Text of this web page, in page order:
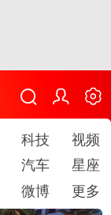
科技
视频
汽车
星座
微博 更多